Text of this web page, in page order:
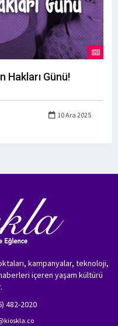
Hakları Günü!
10 Ara 2025
kampanyalar, teknoloji,
içeren yaşam kültürü
482-2020